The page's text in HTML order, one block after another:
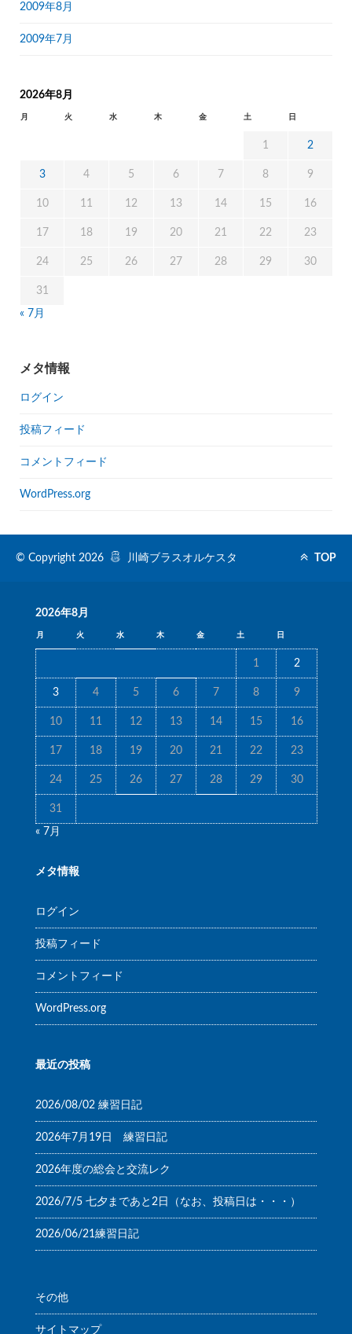
2009年8月
2009年7月
2026年8月
月 火 水 木 金 土 日
1 2
3 4 5 6 7 8 9
10 11 12 13 14 15 16
17 18 19 20 21 22 23
24 25 26 27 28 29 30
31
« 7月
メタ情報
ログイン
投稿フィード
コメントフィード
WordPress.org
© Copyright 2026 川崎ブラスオルケスタ TOP
2026年8月
月 火 水 木 金 土 日
1 2
3 4 5 6 7 8 9
10 11 12 13 14 15 16
17 18 19 20 21 22 23
24 25 26 27 28 29 30
31
« 7月
メタ情報
ログイン
投稿フィード
コメントフィード
WordPress.org
最近の投稿
2026/08/02 練習日記
2026年7月19日 練習日記
2026年度の総会と交流レク
2026/7/5 七夕まであと2日（なお、投稿日は・・・）
2026/06/21練習日記
その他
サイトマップ